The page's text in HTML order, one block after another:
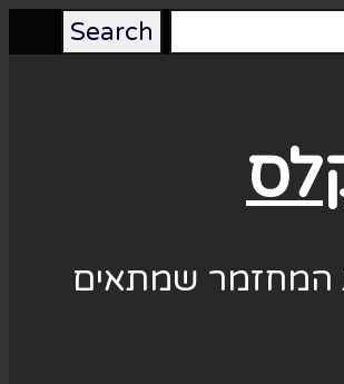
המחזמר שמתאים